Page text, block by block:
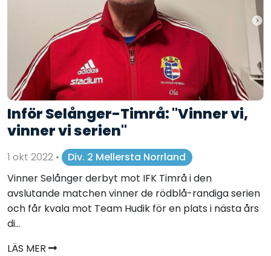
Inför Selånger-Timrå: "Vinner vi,
vinner vi serien"
1 okt 2022 •
Div. 2 Mellersta Norrland
Vinner Selånger derbyt mot IFK Timrå i den
avslutande matchen vinner de rödblå-randiga serien
och får kvala mot Team Hudik för en plats i nästa års
di...
LÄS MER